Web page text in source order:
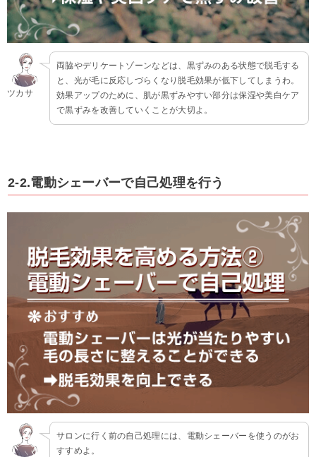
ツカサ
両脇やデリケートゾーンなどは、黒ずみのある状態で脱毛する
と、光が毛に反応しづらくなり脱毛効果が低下してしまうわ。
効果アップのために、肌が黒ずみやすい部分は保湿や美白ケア
で黒ずみを改善していくことが大切よ。
2-2.電動シェーバーで自己処理を行う
サロンに行く前の自己処理には、電動シェーバーを使うのがお
すすめよ。